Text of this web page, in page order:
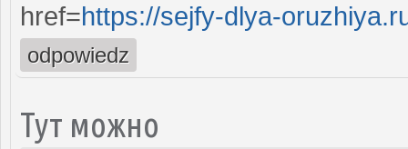
href=https://sejfy-dlya-
odpowiedz
Тут можно